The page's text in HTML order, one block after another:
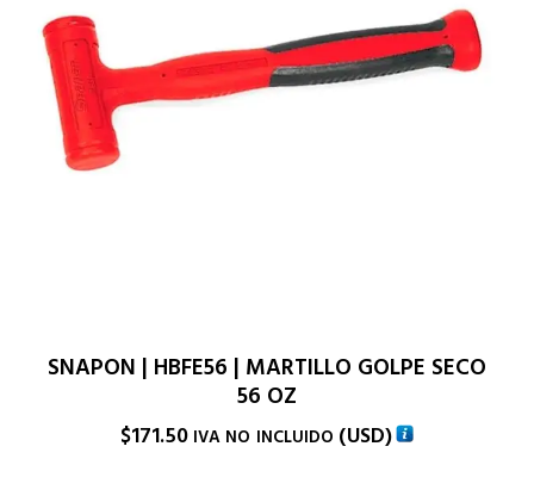
SNAPON | HBFE56 | MARTILLO GOLPE SECO
56 OZ
$171.50 IVA NO INCLUIDO (USD)